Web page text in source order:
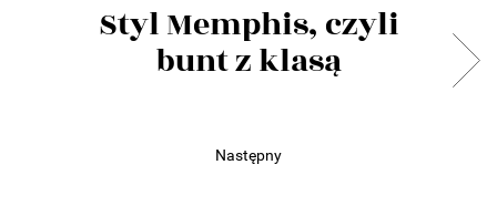
Styl Memphis, czyli
bunt z klasą
Następny